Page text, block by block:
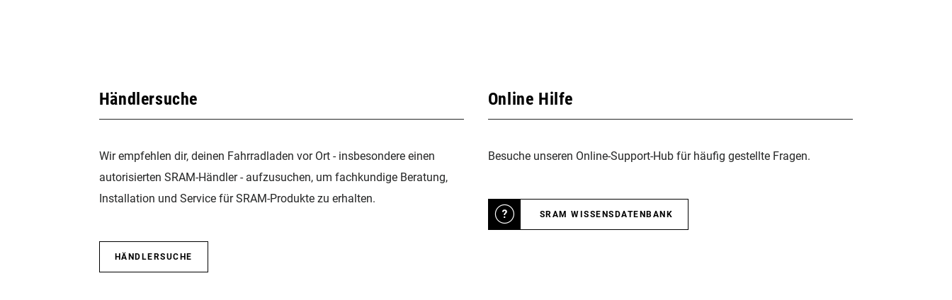
Händlersuche
Wir empfehlen dir, deinen Fahrradladen vor Ort - insbesondere einen
autorisierten SRAM-Händler - aufzusuchen, um fachkundige Beratung,
Installation und Service für SRAM-Produkte zu erhalten.
HÄNDLERSUCHE
Online Hilfe
Besuche unseren Online-Support-Hub für häufig gestellte Fragen.
SRAM WISSENSDATENBANK